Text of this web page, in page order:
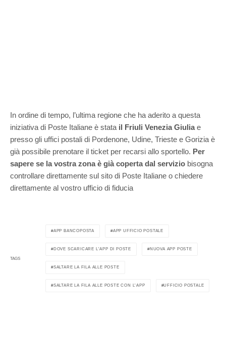
In ordine di tempo, l’ultima regione che ha aderito a questa
iniziativa di Poste Italiane è stata il Friuli Venezia Giuliae
presso gli uffici postali di Pordenone, Udine, Trieste e Gorizia è
già possibile prenotare il ticket per recarsi allo sportello. Per
sapere se la vostra zona è già coperta dal servizio bisogna
controllare direttamente sul sito di Poste Italiane o chiedere
direttamente al vostro ufficio di fiducia
TAGS
APP BANCOPOSTA APP UFFICIO POSTALE
DOVE SCARICARE L'APP DI POSTE NUOVA APP POSTE
SALTARE LA FILA ALLE POSTE
SALTARE LA FILA ALLE POSTE CON L'APP UFFICIO POSTALE